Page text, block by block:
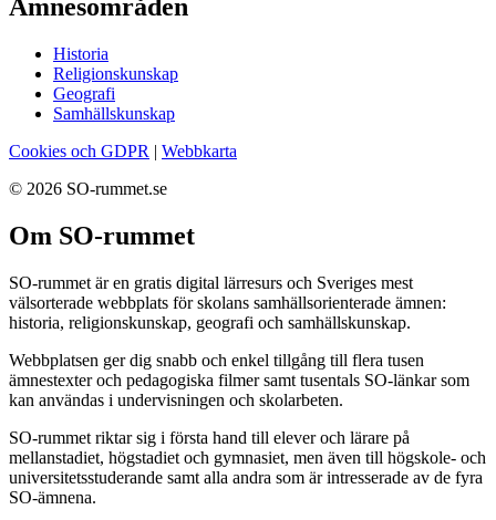
Ämnesområden
Historia
Religionskunskap
Geografi
Samhällskunskap
Cookies och GDPR | Webbkarta
© 2026 SO-rummet.se
Om SO-rummet
SO-rummet är en gratis digital lärresurs och Sveriges mest
välsorterade webbplats för skolans samhällsorienterade ämnen:
historia, religionskunskap, geografi och samhällskunskap.
Webbplatsen ger dig snabb och enkel tillgång till flera tusen
ämnestexter och pedagogiska filmer samt tusentals SO-länkar som
kan användas i undervisningen och skolarbeten.
SO-rummet riktar sig i första hand till elever och lärare på
mellanstadiet, högstadiet och gymnasiet, men även till högskole- och
universitetsstuderande samt alla andra som är intresserade av de fyra
SO-ämnena.